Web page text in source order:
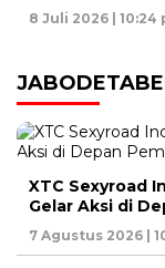
8 Juli 2026 | 10:24
XTC Sexyroad
Gelar Aksi di
7 Agustus 2026 |